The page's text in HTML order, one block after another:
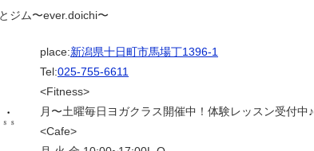
ジム〜ever.doichi〜
place:新潟県十日町市馬場丁1396-1
Tel:025-755-6611
<Fitness>
月〜土曜毎日ヨガクラス開催中！体験レッスン受付中♪
<Cafe>